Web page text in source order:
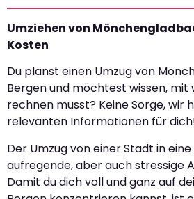
Umziehen von
Kosten
Du planst einen Umzug von
Bergen und möchtest wissen, mit
rechnen musst? Keine Sorge, wir
relevanten Informationen für
Der Umzug von einer Stadt in
aufregende, aber auch stressige
Damit du dich voll und ganz auf